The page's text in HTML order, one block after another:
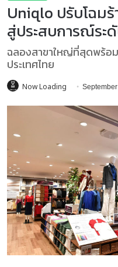
Uniqlo ปรับโฉม
สู่ประสบการณ์ระ
ฉลองสาขาใหญ่ที่สุดพร้อ
ประเทศไทย
Now Loading